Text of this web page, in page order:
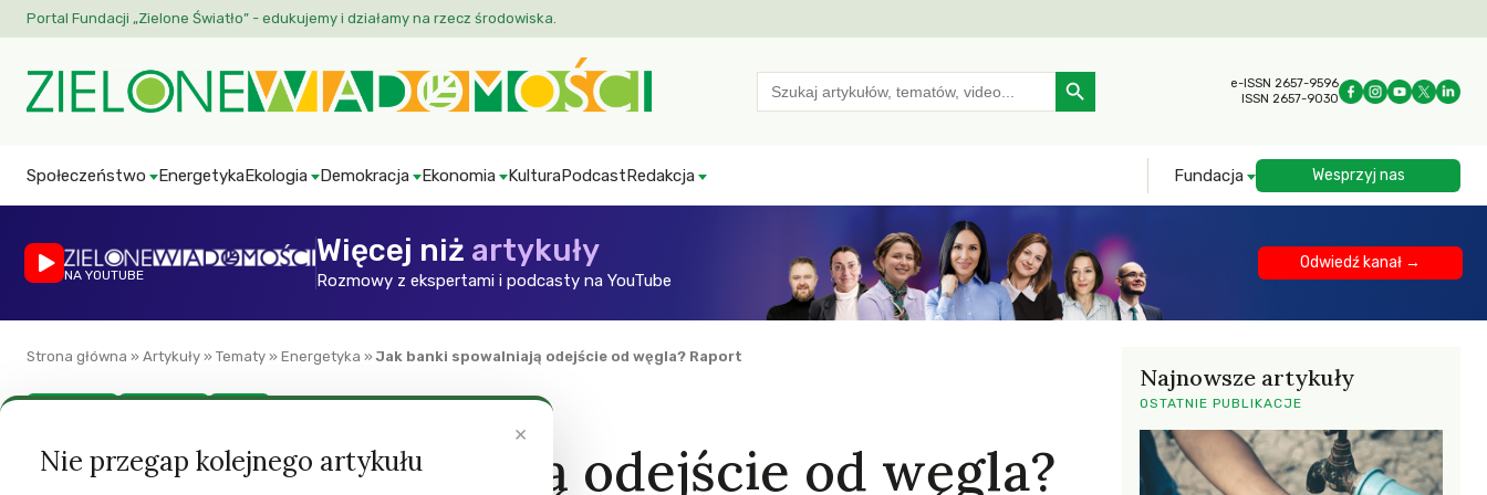
Portal Fundacji „Zielone Światło” - edukujemy i działamy na rzecz środowiska.
Search
for:
Search Button
e-ISSN 2657-9596
ISSN 2657-9030
Społeczeństwo EnergetykaEkologia Demokracja Ekonomia KulturaPodcastRedakcja Fundacja Wesprzyj nas
NA YOUTUBE
Więcej niż artykuły
Rozmowy z ekspertami i podcasty na YouTube
Odwiedź kanał →
Strona główna » Artykuły » Tematy » Energetyka »Jak banki spowalniają odejście od węgla? Raport
Jak banki spowalniają odejście od węgla?
Najnowsze artykuły
OSTATNIE PUBLIKACJE
×
Nie przegap kolejnego artykułu